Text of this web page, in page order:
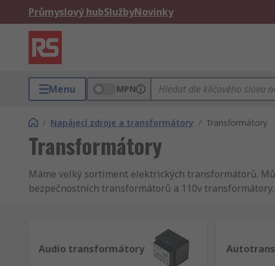
Průmyslový hubSlužbyNovinky
Menu MPN
/ Napájecí zdroje a transformátory / Transformátory
Transformátory
Máme velký sortiment elektrických transformátorů.
bezpečnostních transformátorů a 110v transformátory.
Transformátor je elektrické zařízení, které dodává
Audio transformátory